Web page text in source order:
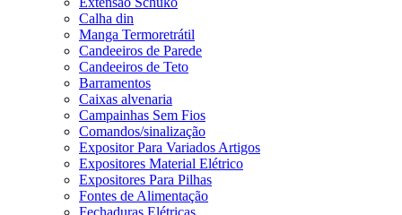
Calha din
Manga Termoretrátil
Candeeiros de Parede
Candeeiros de Teto
Barramentos
Caixas alvenaria
Campainhas Sem Fios
Comandos/sinalização
Expositor Para Variados Artigos
Expositores Material Elétrico
Expositores Para Pilhas
Fontes de Alimentação
Fechaduras Elétricas